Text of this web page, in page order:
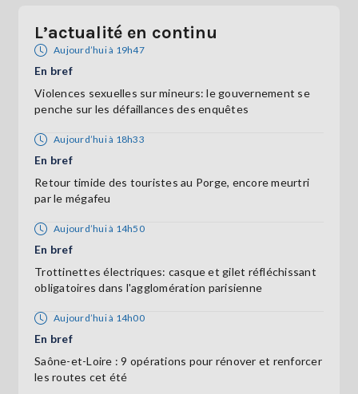
L’actualité en continu
Aujourd’hui à 19h47
En bref
Violences sexuelles sur mineurs: le gouvernement se
penche sur les défaillances des enquêtes
Aujourd’hui à 18h33
En bref
Retour timide des touristes au Porge, encore meurtri
par le mégafeu
Aujourd’hui à 14h50
En bref
Trottinettes électriques: casque et gilet réfléchissant
obligatoires dans l'agglomération parisienne
Aujourd’hui à 14h00
En bref
Saône-et-Loire : 9 opérations pour rénover et renforcer
les routes cet été